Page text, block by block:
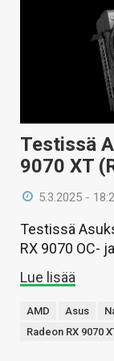
Testissä
9070 XT
5.3.2025 -
Testissä
RX 9070 OC-
Lue lisää
AMD Asus
Radeon RX 9070